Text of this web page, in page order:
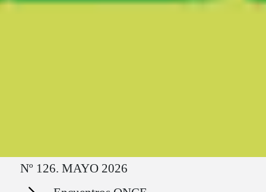
Ruta del sitio
Nº 126. MAYO 2026
Secciones